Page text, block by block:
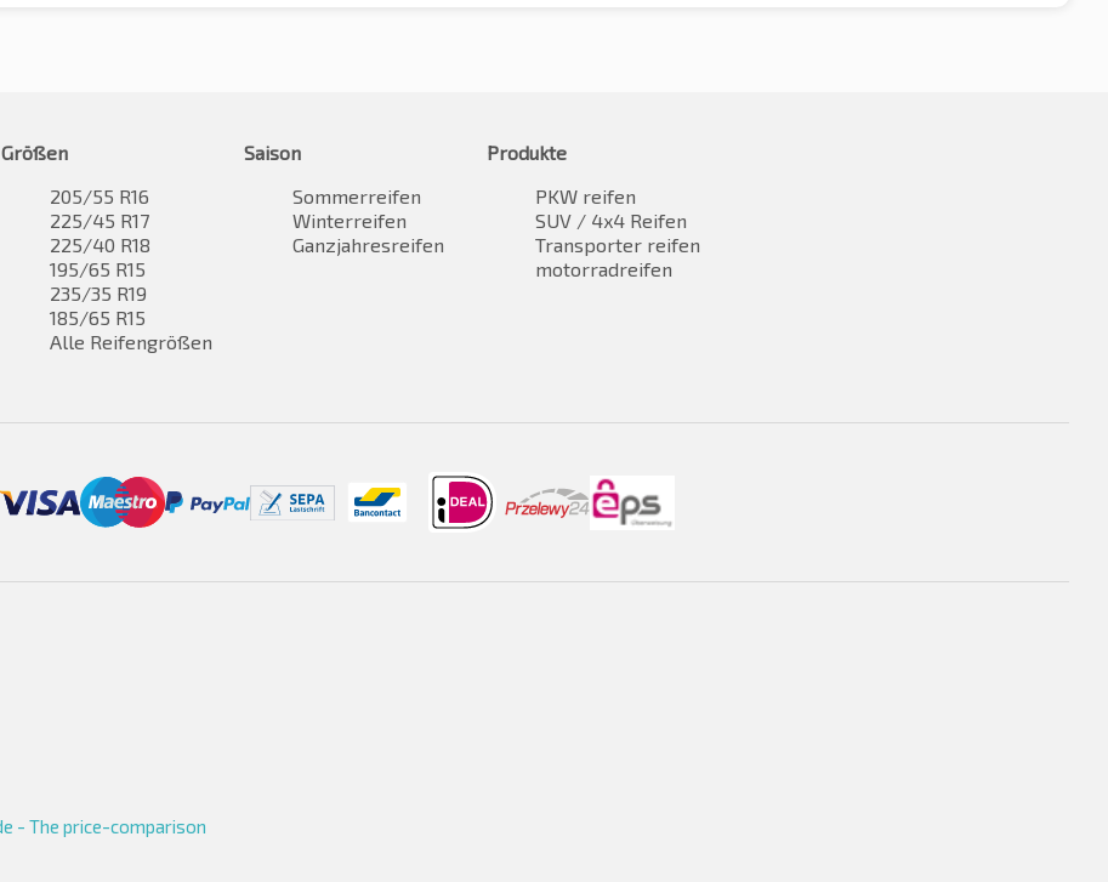
Größen
205/55 R16
225/45 R17
225/40 R18
195/65 R15
235/35 R19
185/65 R15
Alle Reifengrößen
Saison
Sommerreifen
Winterreifen
Ganzjahresreifen
Produkte
PKW reifen
SUV / 4x4 Reifen
Transporter reifen
motorradreifen